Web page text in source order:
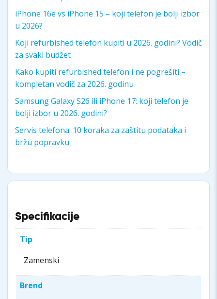
iPhone 16e vs iPhone 15 – koji telefon je bolji izbor
u 2026?
Koji refurbished telefon kupiti u 2026. godini? Vodič
za svaki budžet
Kako kupiti refurbished telefon i ne pogrešiti –
kompletan vodič za 2026. godinu
Samsung Galaxy S26 ili iPhone 17: koji telefon je
bolji izbor u 2026. godini?
Servis telefona: 10 koraka za zaštitu podataka i
bržu popravku
Specifikacije
Tip
Zamenski
Brend